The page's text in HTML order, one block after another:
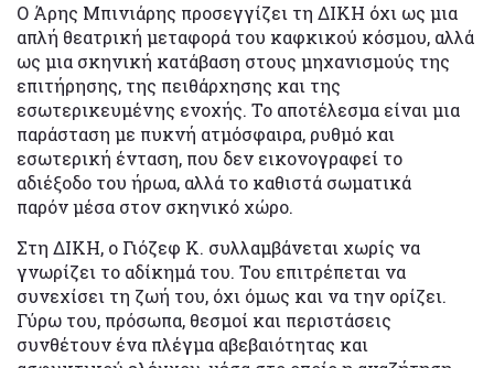
Ο Άρης Μπινιάρης προσεγγίζει τη ΔΙΚΗ όχι ως μια
απλή θεατρική μεταφορά του καφκικού κόσμου, αλλά
ως μια σκηνική κατάβαση στους μηχανισμούς της
επιτήρησης, της πειθάρχησης και της
εσωτερικευμένης ενοχής. Το αποτέλεσμα είναι μια
παράσταση με πυκνή ατμόσφαιρα, ρυθμό και
εσωτερική ένταση, που δεν εικονογραφεί το
αδιέξοδο του ήρωα, αλλά το καθιστά σωματικά
παρόν μέσα στον σκηνικό χώρο.
Στη ΔΙΚΗ, ο Γιόζεφ Κ. συλλαμβάνεται χωρίς να
γνωρίζει το αδίκημά του. Του επιτρέπεται να
συνεχίσει τη ζωή του, όχι όμως και να την ορίζει.
Γύρω του, πρόσωπα, θεσμοί και περιστάσεις
συνθέτουν ένα πλέγμα αβεβαιότητας και